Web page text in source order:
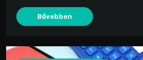
Bővebben